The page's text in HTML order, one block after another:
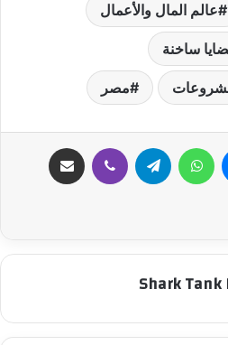
عالم المال والأعمال
ساخنة
مصر
ماسنجر واتساب تيلقرام ڤايبر
Shark Tank